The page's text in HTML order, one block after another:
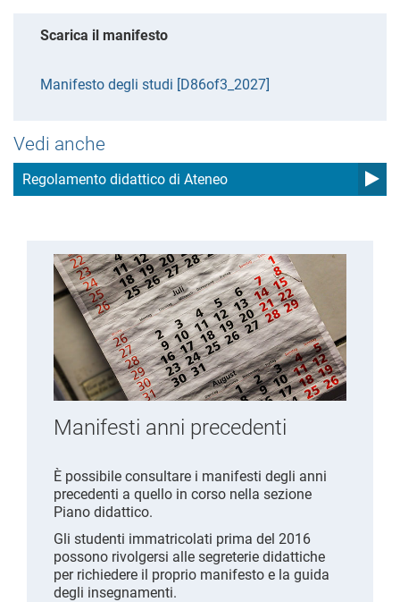
Scarica il manifesto
Manifesto degli studi [D86of3_2027]
Vedi anche
Regolamento didattico di Ateneo
Manifesti anni precedenti
È possibile consultare i manifesti degli anni
precedenti a quello in corso nella sezione
Piano didattico.
Gli studenti immatricolati prima del 2016
possono rivolgersi alle segreterie didattiche
per richiedere il proprio manifesto e la guida
degli insegnamenti.